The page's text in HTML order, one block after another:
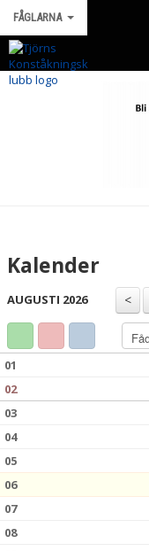
FÅGLARNA
HEM
KONTAKT
Kalender
AUGUSTI 2026
01
02
03
04
05
06
07
08